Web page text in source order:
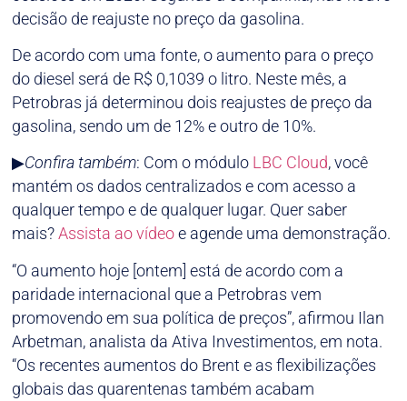
decisão de reajuste no preço da gasolina.
De acordo com uma fonte, o aumento para o preço
do diesel será de R$ 0,1039 o litro. Neste mês, a
Petrobras já determinou dois reajustes de preço da
gasolina, sendo um de 12% e outro de 10%.
▶Confira também: Com o módulo LBC Cloud, você
mantém os dados centralizados e com acesso a
qualquer tempo e de qualquer lugar. Quer saber
mais?Assista ao vídeoe agende uma demonstração.
“O aumento hoje [ontem] está de acordo com a
paridade internacional que a Petrobras vem
promovendo em sua política de preços”, afirmou Ilan
Arbetman, analista da Ativa Investimentos, em nota.
“Os recentes aumentos do Brent e as flexibilizações
globais das quarentenas também acabam